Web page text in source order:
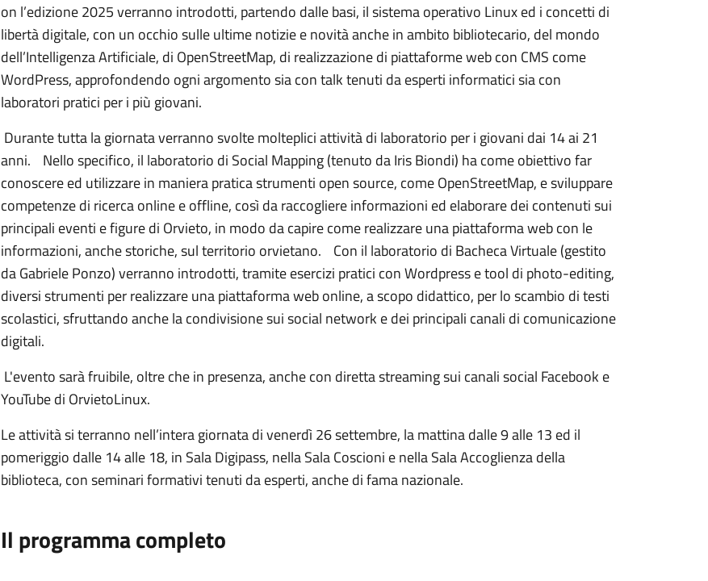
on l’edizione 2025 verranno introdotti, partendo dalle basi, il sistema operativo Linux ed i concetti di
libertà digitale, con un occhio sulle ultime notizie e novità anche in ambito bibliotecario, del mondo
dell’Intelligenza Artificiale, di OpenStreetMap, di realizzazione di piattaforme web con CMS come
WordPress, approfondendo ogni argomento sia con talk tenuti da esperti informatici sia con
laboratori pratici per i più giovani.
Durante tutta la giornata verranno svolte molteplici attività di laboratorio per i giovani dai 14 ai 21
anni. Nello specifico, il laboratorio di Social Mapping (tenuto da Iris Biondi) ha come obiettivo far
conoscere ed utilizzare in maniera pratica strumenti open source, come OpenStreetMap, e sviluppare
competenze di ricerca online e offline, così da raccogliere informazioni ed elaborare dei contenuti sui
principali eventi e figure di Orvieto, in modo da capire come realizzare una piattaforma web con le
informazioni, anche storiche, sul territorio orvietano. Con il laboratorio di Bacheca Virtuale (gestito
da Gabriele Ponzo) verranno introdotti, tramite esercizi pratici con Wordpress e tool di photo-editing,
diversi strumenti per realizzare una piattaforma web online, a scopo didattico, per lo scambio di testi
scolastici, sfruttando anche la condivisione sui social network e dei principali canali di comunicazione
digitali.
L'evento sarà fruibile, oltre che in presenza, anche con diretta streaming sui canali social Facebook e
YouTube di OrvietoLinux.
Le attività si terranno nell’intera giornata di venerdì 26 settembre, la mattina dalle 9 alle 13 ed il
pomeriggio dalle 14 alle 18, in Sala Digipass, nella Sala Coscioni e nella Sala Accoglienza della
biblioteca, con seminari formativi tenuti da esperti, anche di fama nazionale.
Il programma completo